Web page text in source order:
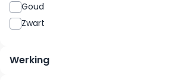
Goud
Zwart
Werking